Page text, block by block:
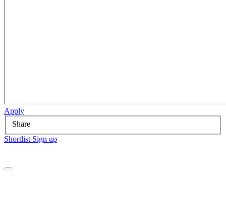
Apply
Share
Shortlist Sign up